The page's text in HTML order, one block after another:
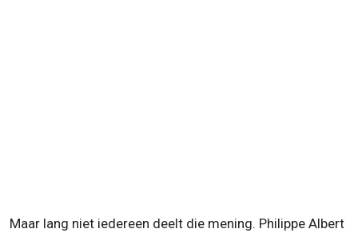
Maar lang niet iedereen deelt die mening. Philippe Albert